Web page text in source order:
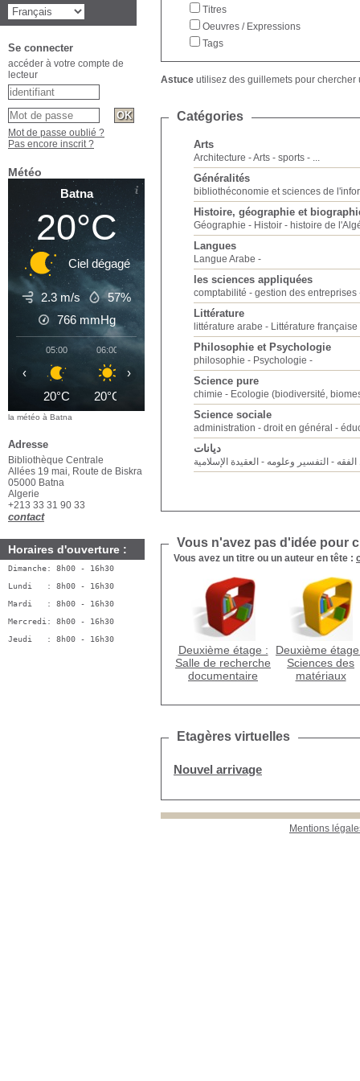
Titres
Oeuvres / Expressions
Tags
Astuce utilisez des guillemets pour
Catégories
Arts
Architecture Arts sports ...
Généralités
bibliothéconomie et sciences de
Histoire, géographie et
Géographie Histoir histoire de
Langues
Langue Arabe
les sciences appliquées
comptabilité gestion des entreprises
Littérature
littérature arabe Littérature française
Philosophie et Psychologie
philosophie Psychologie
Science pure
chimie Ecologie (biodiversité,
Science sociale
administration droit en général
ديانات
التفسير وعلومه العقيدة الإسلامية
Vous n'avez pas d'idée pour
Vous avez un titre ou un auteur en tête :
Deuxième étage :
Salle de recherche
documentaire
Deuxième
Sciences des
matériaux
Etagères virtuelles
Nouvel arrivage
Mentions
Se connecter
accéder à votre compte de
lecteur
Mot de passe oublié ?
Pas encore inscrit ?
Météo
Batna
20°C
Ciel dégagé
2.3 m/s
57%
766 mmHg
05:00
20°C
06:00
20°C
08:00
24°C
09:00
26°C
10:00
28°C
‹ ›
la météo à Batna
Adresse
Bibliothèque Centrale
Allées 19 mai, Route de Biskra
05000 Batna
Algerie
+213 33 31 90 33
contact
Horaires d'ouverture :
Dimanche: 8h00 - 16h30
Lundi   : 8h00 - 16h30
Mardi   : 8h00 - 16h30
Mercredi: 8h00 - 16h30
Jeudi   : 8h00 - 16h30